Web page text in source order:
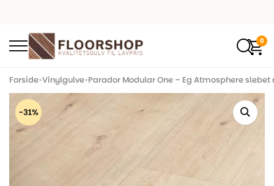
0
Forside•Vinylgulve•Parador Modular One – Eg Atmosphere
-31%